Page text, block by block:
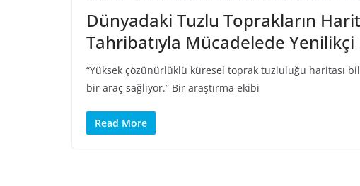
Dünyadaki Tuzlu Toprakların
Tahribatıyla Mücadelede Yenilikçi
“Yüksek çözünürlüklü küresel toprak tuzluluğu haritası
bir araç sağlıyor.” Bir araştırma ekibi
Read More